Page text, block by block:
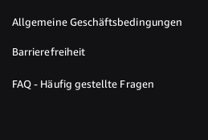
Allgemeine Geschäftsbedingungen
Barrierefreiheit
FAQ - Häufig gestellte Fragen